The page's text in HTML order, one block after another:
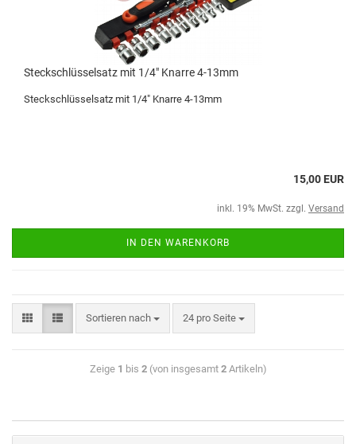
Steckschlüsselsatz mit 1/4" Knarre 4-13mm
Steckschlüsselsatz mit 1/4" Knarre 4-13mm
15,00 EUR
inkl. 19% MwSt. zzgl. Versand
IN DEN WARENKORB
Sortieren nach 24 pro Seite
Zeige 1 bis 2(von insgesamt 2Artikeln)